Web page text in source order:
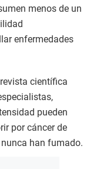
menos de un
enfermedades
científica
pueden
por cáncer de
han fumado.